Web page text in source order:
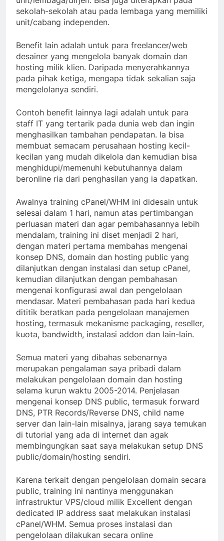
sekolah-sekolah atau pada lembaga yang memiliki
unit/cabang independen.
Benefit lain adalah untuk para freelancer/web
desainer yang mengelola banyak domain dan
hosting milik klien. Daripada menyerahkannya
pada pihak ketiga, mengapa tidak sekalian saja
mengelolanya sendiri.
Contoh benefit lainnya lagi adalah untuk para
staff IT yang tertarik pada dunia web dan ingin
menghasilkan tambahan pendapatan. Ia bisa
membuat semacam perusahaan hosting kecil-
kecilan yang mudah dikelola dan kemudian bisa
menghidupi/memenuhi kebutuhannya dalam
beronline ria dari penghasilan yang ia dapatkan.
Awalnya training cPanel/WHM ini didesain untuk
selesai dalam 1 hari, namun atas pertimbangan
perluasan materi dan agar pembahasannya lebih
mendalam, training ini diset menjadi 2 hari,
dengan materi pertama membahas mengenai
konsep DNS, domain dan hosting public yang
dilanjutkan dengan instalasi dan setup cPanel,
kemudian dilanjutkan dengan pembahasan
mengenai konfigurasi awal dan pengelolaan
mendasar. Materi pembahasan pada hari kedua
dititik beratkan pada pengelolaan manajemen
hosting, termasuk mekanisme packaging, reseller,
kuota, bandwidth, instalasi addon dan lain-lain.
Semua materi yang dibahas sebenarnya
merupakan pengalaman saya pribadi dalam
melakukan pengelolaan domain dan hosting
selama kurun waktu 2005-2014. Penjelasan
mengenai konsep DNS public, termasuk forward
DNS, PTR Records/Reverse DNS, child name
server dan lain-lain misalnya, jarang saya temukan
di tutorial yang ada di internet dan agak
membingungkan saat saya melakukan setup DNS
public/domain/hosting sendiri.
Karena terkait dengan pengelolaan domain secara
public, training ini nantinya menggunakan
infrastruktur VPS/cloud milik Excellent dengan
dedicated IP address saat melakukan instalasi
cPanel/WHM. Semua proses instalasi dan
pengelolaan dilakukan secara online